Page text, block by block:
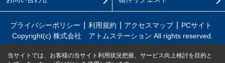
プライバシーポリシー 利用規約 アクセスマップ
PCサイト
Copyright(c) 株式会社 アトムステーション All rights reserved.
当サイトでは、お客様の当サイト利用状況把握、サービス向上検討を目的と